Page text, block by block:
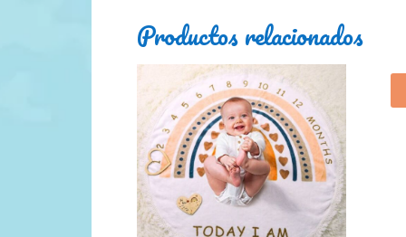
Productos relacionados